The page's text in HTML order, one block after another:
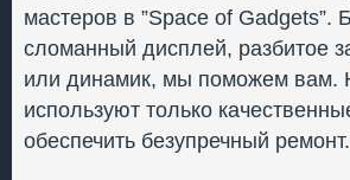
мастеров в ”Space of Gadgets”.
сломанный дисплей, разбитое
или динамик, мы поможем вам.
используют только
обеспечить безупречный ремонт.